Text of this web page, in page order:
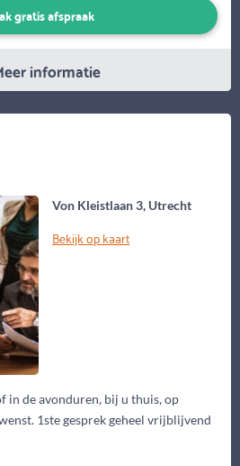
gratis afspraak
informatie
Von Kleistlaan 3, Utrecht
Bekijk op kaart
in de avonduren, bij u thuis, op
1ste gesprek geheel vrijblijvend